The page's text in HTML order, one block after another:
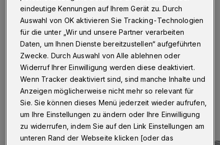
Wegen des Feiertags Fronleichnam am
Donnerstag (4. Juni 2026) verschiebt sich die
Müllabfuhr in Wuppertal ab dann um einen Tag nach
hinten.
01.06.2026 , 07:30 Uhr
eindeutige Kennungen auf Ihrem Gerät zu. Durch
Auswahl von OK aktivieren Sie Tracking-Technologien
für die unter „Wir und unsere Partner verarbeiten
Daten, um Ihnen Dienste bereitzustellen“ aufgeführten
Zwecke. Durch Auswahl von Alle ablehnen oder
Widerruf Ihrer Einwilligung werden diese deaktiviert.
Wenn Tracker deaktiviert sind, sind manche Inhalte und
Anzeigen möglicherweise nicht mehr so relevant für
Sie. Sie können dieses Menü jederzeit wieder aufrufen,
um Ihre Einstellungen zu ändern oder Ihre Einwilligung
zu widerrufen, indem Sie auf den Link Einstellungen am
unteren Rand der Webseite klicken [oder das